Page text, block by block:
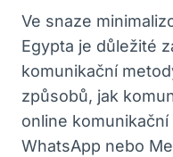
Ve snaze
Egypta je důležité
komunikační
způsobů, jak
online
WhatsApp nebo